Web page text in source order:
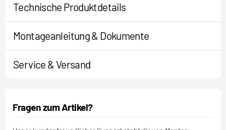
Technische Produktdetails
Montageanleitung & Dokumente
Service & Versand
Fragen zum Artikel?